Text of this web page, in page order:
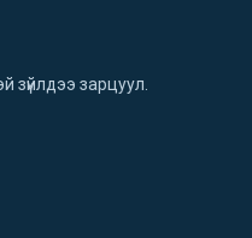
зүйлдээ зарцуул.